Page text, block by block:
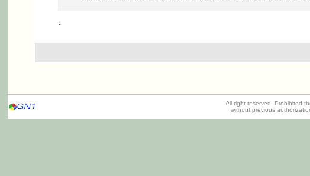
All right reserved. Prohibited
without previous